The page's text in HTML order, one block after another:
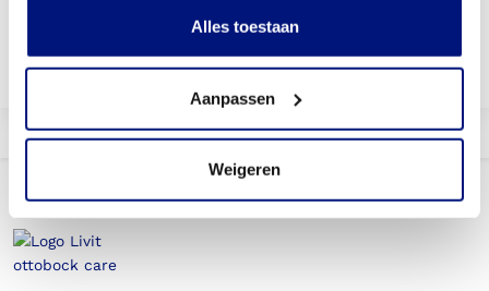
Alles toestaan
Aanpassen
Weigeren
Bekijk vergoedingen